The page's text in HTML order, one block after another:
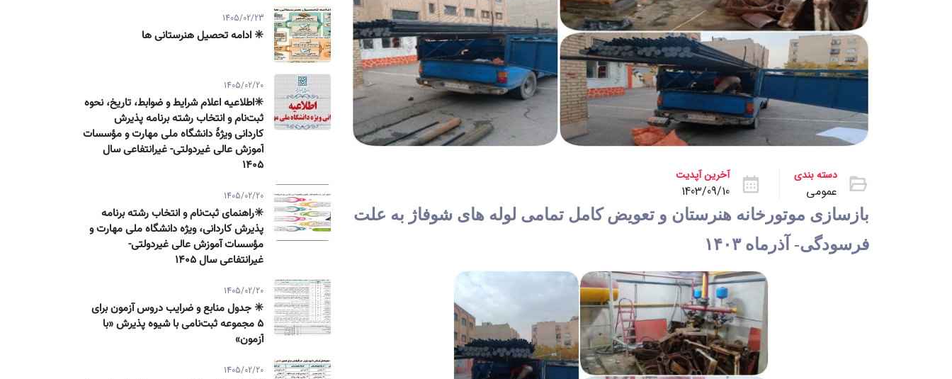
دسته بندی
عمومی
آخرین آپدیت
1403/09/10
بازسازی موتورخانه هنرستان و تعویض کامل تمامی لوله های شوفاژ به علت
فرسودگی- آذرماه ۱۴۰۳
1405/02/23
✳️ ادامه تحصیل هنرستانی ها
1405/02/20
✳️اطلاعیه اعلام شرایط و ضوابط، تاریخ، نحوه
ثبت‌نام و انتخاب رشته برنامه پذیرش
كاردانی ویژۀ دانشگاه ملی مهارت و مؤسسات
آموزش عالی غیردولتی- غیرانتفاعی سال
۱۴۰۵
1405/02/20
✳️راهنمای ثبت‌نام و انتخاب رشته برنامه
پذیرش كاردانی، ویژه دانشگاه ملی مهارت و
مؤسسات آموزش عالی غیردولتی-
غیرانتفاعی سال ۱۴۰۵
1405/02/20
✳️ جدول منابع و ضرایب دروس آزمون برای
۵ مجموعه ثبت‌نامی با شیوه پذیرش «با
آزمون»
1405/02/20